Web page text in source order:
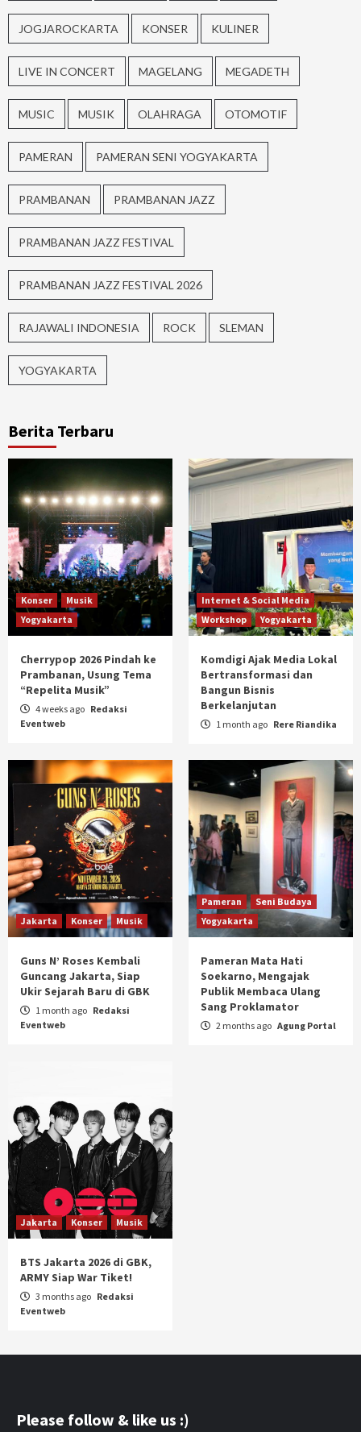
JOGJAROCKARTA KONSER KULINER
LIVE IN CONCERT MAGELANG MEGADETH
MUSIC MUSIK OLAHRAGA OTOMOTIF
PAMERAN PAMERAN SENI YOGYAKARTA
PRAMBANAN PRAMBANAN JAZZ
PRAMBANAN JAZZ FESTIVAL
PRAMBANAN JAZZ FESTIVAL 2026
RAJAWALI INDONESIA ROCK SLEMAN
YOGYAKARTA
Berita Terbaru
Konser
Musik
Yogyakarta
Cherrypop 2026 Pindah ke
Prambanan, Usung Tema
“Repelita Musik”
4 weeks ago Redaksi
Eventweb
Internet & Social Media
Workshop
Yogyakarta
Komdigi Ajak Media Lokal
Bertransformasi dan
Bangun Bisnis
Berkelanjutan
1 month ago Rere Riandika
Jakarta Konser Musik
Guns N’ Roses Kembali
Guncang Jakarta, Siap
Ukir Sejarah Baru di GBK
1 month ago Redaksi
Eventweb
Pameran
Seni Budaya
Yogyakarta
Pameran Mata Hati
Soekarno, Mengajak
Publik Membaca Ulang
Sang Proklamator
2 months ago Agung Portal
Jakarta Konser Musik
BTS Jakarta 2026 di GBK,
ARMY Siap War Tiket!
3 months ago Redaksi
Eventweb
Please follow & like us :)